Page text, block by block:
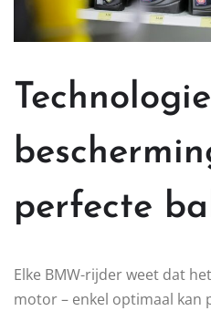
perfecte
Elke BMW-rijder weet dat
motor – enkel optimaal kan